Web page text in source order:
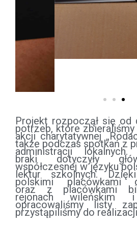
Projekt rozpoczął się od
potrzeb, które zbieraliśmy
akcji charytatywnej
także podczas spotkań z
administracji lokalnych.
braki dotyczyły
współczesnej w języku
lektur szkolnych.
polskimi placówkami
oraz z placówkami
rejonach wileńskim i
opracowaliśmy listy
przystąpiliśmy do